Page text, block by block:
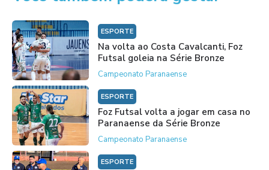
ESPORTE
Na volta ao Costa Cavalcanti, Foz
Futsal goleia na Série Bronze
Campeonato Paranaense
ESPORTE
Foz Futsal volta a jogar em casa no
Paranaense da Série Bronze
Campeonato Paranaense
ESPORTE